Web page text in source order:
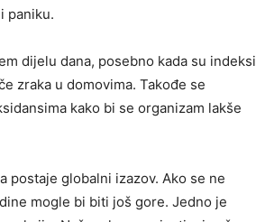
paniku.
dijelu dana, posebno kada su indeksi
zraka u domovima. Takođe se
kako bi se organizam lakše
postaje globalni izazov. Ako se ne
mogle bi biti još gore. Jedno je